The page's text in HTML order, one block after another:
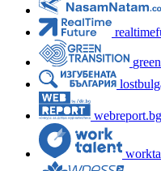
webreport.bg